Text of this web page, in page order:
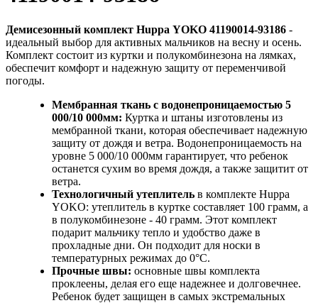
Демисезонный комплект Huppa YOKO 41190014-93186 -
идеальный выбор для активных мальчиков на весну и осень.
Комплект состоит из куртки и полукомбинезона на лямках,
обеспечит комфорт и надежную защиту от переменчивой
погоды.
Мембранная ткань с водонепроницаемостью 5
000/10 000мм: Куртка и штаны изготовлены из
мембранной ткани, которая обеспечивает надежную
защиту от дождя и ветра. Водонепроницаемость на
уровне 5 000/10 000мм гарантирует, что ребенок
останется сухим во время дождя, а также защитит от
ветра.
Технологичный утеплитель в комплекте Huppa
YOKO: утеплитель в куртке составляет 100 грамм, а
в полукомбинезоне - 40 грамм. Этот комплект
подарит мальчику тепло и удобство даже в
прохладные дни. Он подходит для носки в
температурных режимах до 0°C.
Прочные швы: основные швы комплекта
проклеены, делая его еще надежнее и долговечнее.
Ребенок будет защищен в самых экстремальных